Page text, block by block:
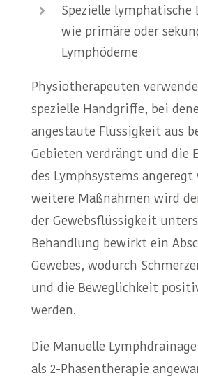
Spezielle lymphatische
wie primäre oder
Lymphödeme
Physiotherapeuten
spezielle Handgriffe, bei
angestaute Flüssigkeit aus
Gebieten verdrängt und die
des Lymphsystems angeregt
weitere Maßnahmen wird
der Gewebsflüssigkeit
Behandlung bewirkt ein
Gewebes, wodurch
und die Beweglichkeit
werden.
Die Manuelle
als 2-Phasentherapie